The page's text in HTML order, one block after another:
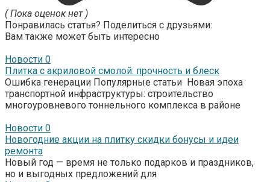
( Пока оценок нет )
Понравилась статья? Поделиться с друзьями:
Вам также может быть интересно
Новости 0
Плитка с акриловой смолой: прочность и блеск
Ошибка генерации Популярные статьи Новая эпоха
транспортной инфраструктуры: строительство
многоуровневого тоннельного комплекса в районе
Новости 0
Новогодние акции на плитку скидки бонусы и идеи
ремонта
Новый год — время не только подарков и праздников,
но и выгодных предложений для